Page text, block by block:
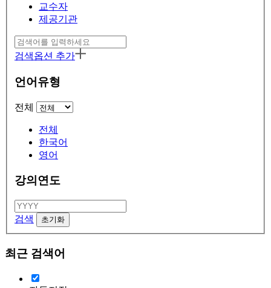
교수자
제공기관
검색옵션 추가
언어유형
전체
전체
한국어
영어
강의연도
검색
최근 검색어